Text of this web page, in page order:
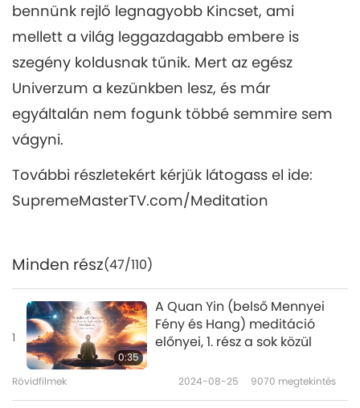
bennünk rejlő legnagyobb Kincset, ami
mellett a világ leggazdagabb embere is
szegény koldusnak tűnik. Mert az egész
Univerzum a kezünkben lesz, és már
egyáltalán nem fogunk többé semmire sem
vágyni.
További részletekért kérjük látogass el ide:
SupremeMasterTV.com/Meditation
Minden rész(47/110)
1
0:35
A Quan Yin (belső Mennyei
Fény és Hang) meditáció
előnyei, 1. rész a sok közül
Rövidfilmek 2024-08-25 9070 megtekintés